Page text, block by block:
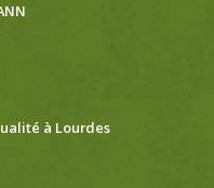
à Lourdes